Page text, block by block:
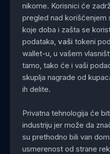
nikome. Korisnici će
pregled nad korišćenjem
koje doba i zašta se
podataka, vaši tokeni
wallet-u, u vašem
tamo, tako će i vaši
skuplja nagrade od
ih delite.
Privatna tehnologija će
industriju jer može da
su prethodno bili van
usmerenost od strane